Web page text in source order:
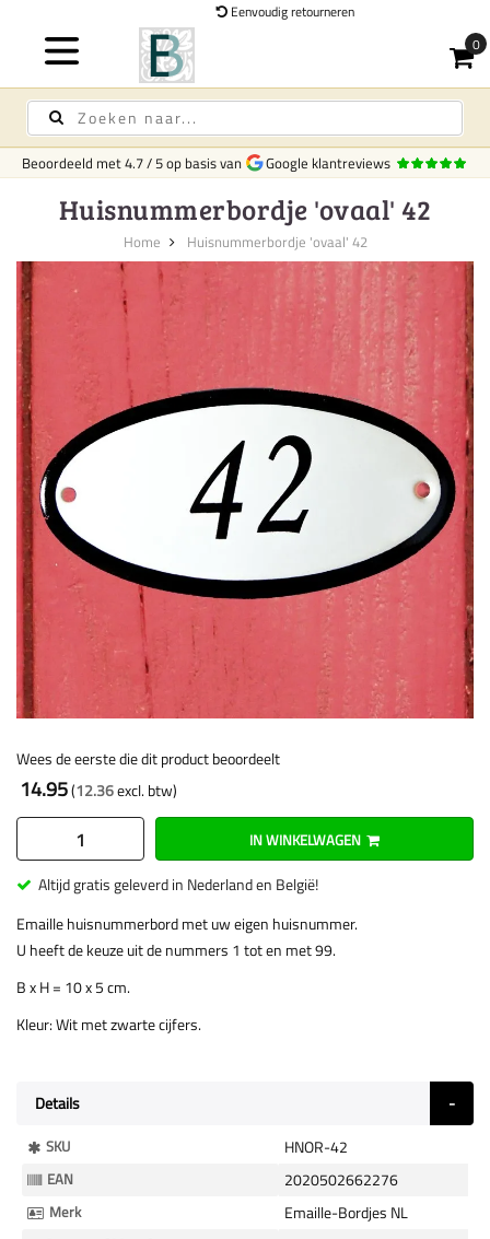
Eenvoudig retourneren
Beoordeeld met4.7/5op basis van Google klantreviews
Huisnummerbordje 'ovaal' 42
Home Huisnummerbordje 'ovaal' 42
Wees de eerste die dit product beoordeelt
14.95 12.36
IN WINKELWAGEN
Altijd gratis geleverd in Nederland en België!
Emaille huisnummerbord met uw eigen huisnummer.
U heeft de keuze uit de nummers 1 tot en met 99.
B x H = 10 x 5 cm.
Kleur: Wit met zwarte cijfers.
Details
Meer
Informatie
SKU HNOR-42
EAN 2020502662276
Merk Emaille-Bordjes NL